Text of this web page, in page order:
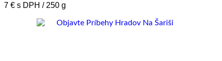
7 € s DPH / 250 g